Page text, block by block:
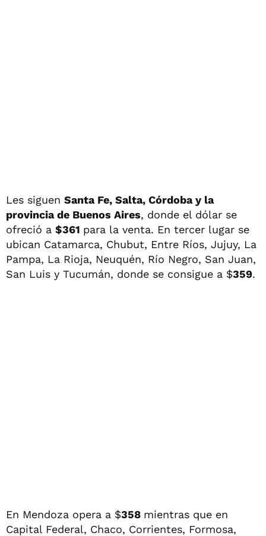
Les siguen Santa Fe, Salta, Córdoba y la
provincia de Buenos Aires, donde el dólar se
ofreció a $361 para la venta. En tercer lugar se
ubican Catamarca, Chubut, Entre Ríos, Jujuy, La
Pampa, La Rioja, Neuquén, Río Negro, San Juan,
San Luis y Tucumán, donde se consigue a $359.
En Mendoza opera a $358 mientras que en
Capital Federal, Chaco, Corrientes, Formosa,